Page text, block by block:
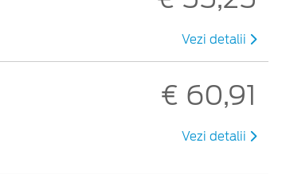
Vezi detalii
€ 60,91
Vezi detalii